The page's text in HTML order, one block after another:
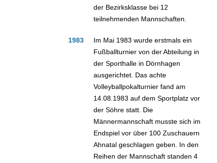
der Bezirksklasse bei 12
teilnehmenden Mannschaften.
1983
Im Mai 1983 wurde erstmals ein
Fußballturnier von der Abteilung in
der Sporthalle in Dörnhagen
ausgerichtet. Das achte
Volleyballpokalturnier fand am
14.08.1983 auf dem Sportplatz vor
der Söhre statt. Die
Männermannschaft musste sich im
Endspiel vor über 100 Zuschauern
Ahnatal geschlagen geben. In den
Reihen der Mannschaft standen 4